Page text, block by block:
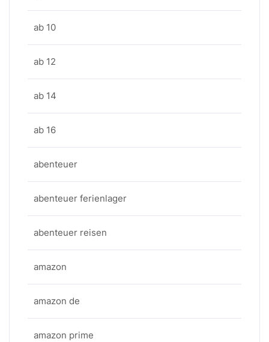
ab 10
ab 12
ab 14
ab 16
abenteuer
abenteuer ferienlager
abenteuer reisen
amazon
amazon de
amazon prime